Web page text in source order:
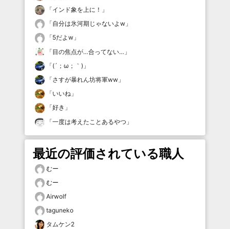
「インド象を上に！ 」
「自分は氷河期じゃないよw 」
「5だよw 」
「目の焦点が…合ってない… 」
「(´；ω；｀) 」
「さすが暴れん坊将軍ww 」
「いいね 」
「好き 」
「一度は考えたことあるやつ 」
最近の評価されている職人
むー
むー
Airwolf
taguneko
タムケン2